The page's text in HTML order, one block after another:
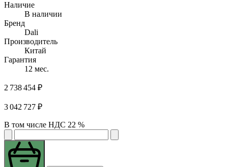
Наличие
В наличии
Бренд
Dali
Производитель
Китай
Гарантия
12 мес.
2 738 454 ₽
3 042 727 ₽
В том числе НДС 22 %